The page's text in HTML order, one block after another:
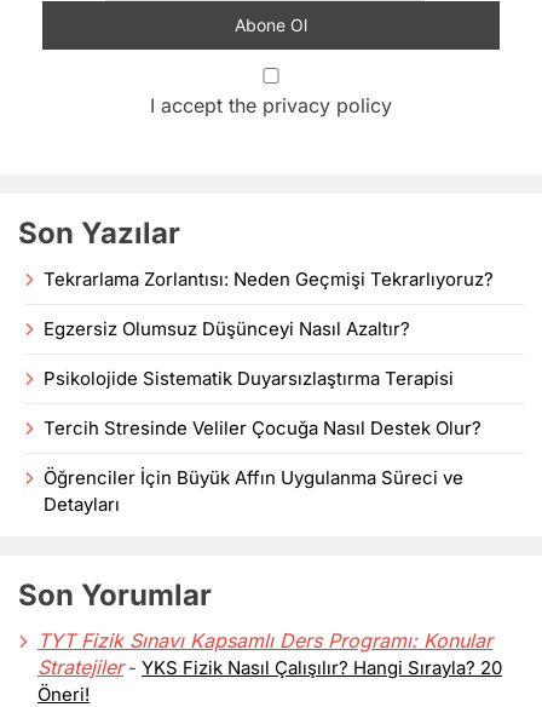
I accept the privacy policy
Son Yazılar
Tekrarlama Zorlantısı: Neden Geçmişi Tekrarlıyoruz?
Egzersiz Olumsuz Düşünceyi Nasıl Azaltır?
Psikolojide Sistematik Duyarsızlaştırma Terapisi
Tercih Stresinde Veliler Çocuğa Nasıl Destek Olur?
Öğrenciler İçin Büyük Affın Uygulanma Süreci ve
Detayları
Son Yorumlar
TYT Fizik Sınavı Kapsamlı Ders Programı: Konular
Stratejiler- YKS Fizik Nasıl Çalışılır? Hangi Sırayla? 20
Öneri!